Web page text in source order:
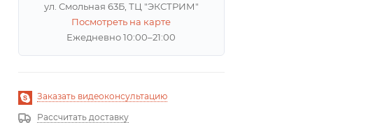
ул. Смольная 63Б, ТЦ "ЭКСТРИМ"
Посмотреть на карте
Ежедневно 10:00–21:00
Заказать видеоконсультацию
Рассчитать доставку